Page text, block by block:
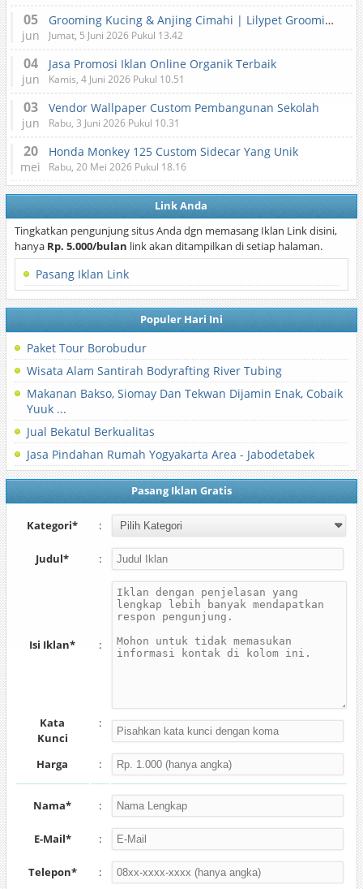
05
jun
Grooming Kucing & Anjing Cimahi | Lilypet Grooming & Pet Hotel
Jumat, 5 Juni 2026 Pukul 13.42
04
jun
Jasa Promosi Iklan Online Organik Terbaik
Kamis, 4 Juni 2026 Pukul 10.51
03
jun
Vendor Wallpaper Custom Pembangunan Sekolah
Rabu, 3 Juni 2026 Pukul 10.31
20
mei
Honda Monkey 125 Custom Sidecar Yang Unik
Rabu, 20 Mei 2026 Pukul 18.16
Link Anda
Tingkatkan pengunjung situs Anda dgn memasang Iklan Link disini,
hanya Rp. 5.000/bulan link akan ditampilkan di setiap halaman.
Pasang Iklan Link
Populer Hari Ini
Paket Tour Borobudur
Wisata Alam Santirah Bodyrafting River Tubing
Makanan Bakso, Siomay Dan Tekwan Dijamin Enak, Cobaik
Yuuk ...
Jual Bekatul Berkualitas
Jasa Pindahan Rumah Yogyakarta Area - Jabodetabek
Pasang Iklan Gratis
Kategori* :
Judul* :
Isi Iklan* :
Kata
Kunci
:
Harga :
Nama* :
E-Mail* :
Telepon* :